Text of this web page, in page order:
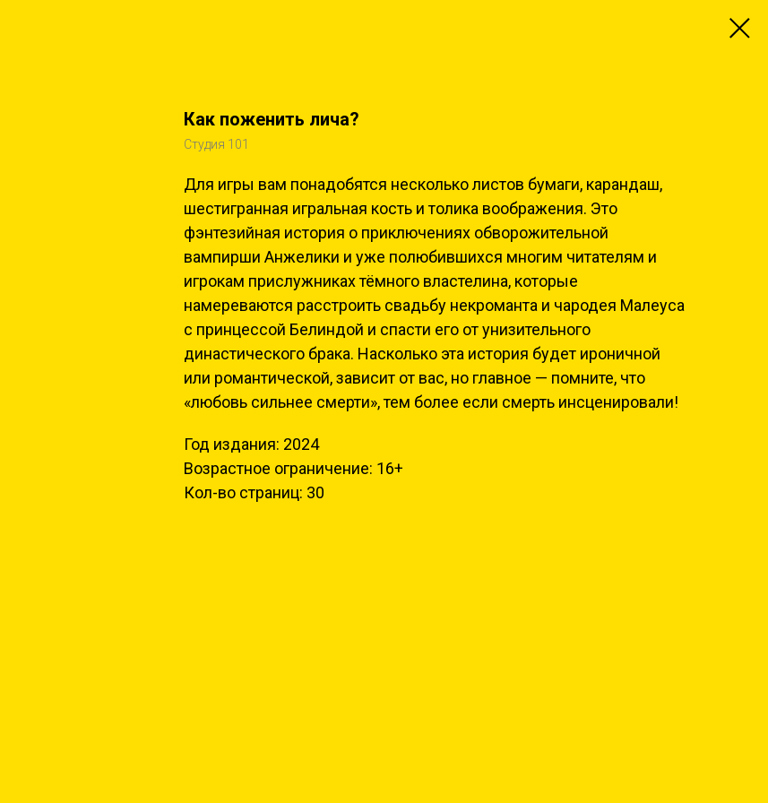
Как поженить лича?
Студия 101
Для игры вам понадобятся несколько листов бумаги, карандаш,
шестигранная игральная кость и толика воображения. Это
фэнтезийная история о приключениях обворожительной
вампирши Анжелики и уже полюбившихся многим читателям и
игрокам прислужниках тёмного властелина, которые
намереваются расстроить свадьбу некроманта и чародея Малеуса
с принцессой Белиндой и спасти его от унизительного
династического брака. Насколько эта история будет ироничной
или романтической, зависит от вас, но главное — помните, что
«любовь сильнее смерти», тем более если смерть инсценировали!
Год издания: 2024
Возрастное ограничение: 16+
Кол-во страниц: 30